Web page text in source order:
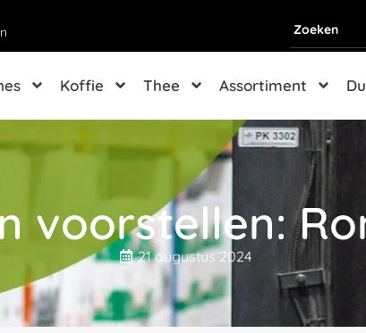
Koffie Thee Assortiment
voorstellen:
21 augustus 2024